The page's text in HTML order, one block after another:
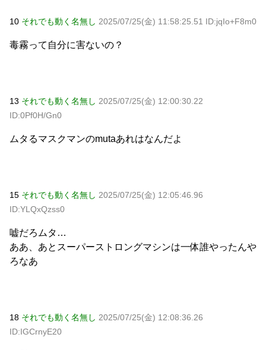
10 それでも動く名無し 2025/07/25(金) 11:58:25.51 ID:jqIo+F8m0
毒霧って自分に害ないの？
13 それでも動く名無し 2025/07/25(金) 12:00:30.22
ID:0Pf0H/Gn0
ムタるマスクマンのmutaあれはなんだよ
15 それでも動く名無し 2025/07/25(金) 12:05:46.96
ID:YLQxQzss0
嘘だろムタ…
ああ、あとスーパーストロングマシンは一体誰やったんや
ろなあ
18 それでも動く名無し 2025/07/25(金) 12:08:36.26
ID:IGCrnyE20